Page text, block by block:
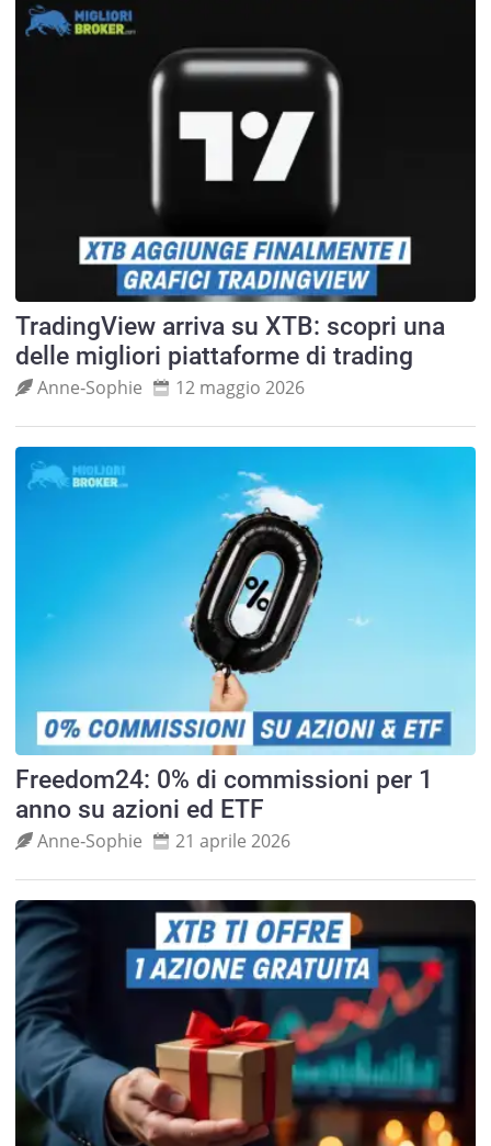
TradingView arriva su XTB: scopri una
delle migliori piattaforme di trading
Anne‑Sophie 12 maggio 2026
Freedom24: 0% di commissioni per 1
anno su azioni ed ETF
Anne‑Sophie 21 aprile 2026